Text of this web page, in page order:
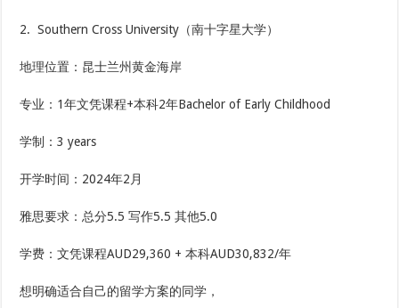
2. Southern Cross University（南十字星大学）
地理位置：昆士兰州黄金海岸
专业：1年文凭课程+本科2年Bachelor of Early Childhood
学制：3 years
开学时间：2024年2月
雅思要求：总分5.5 写作5.5 其他5.0
学费：文凭课程AUD29,360 + 本科AUD30,832/年
想明确适合自己的留学方案的同学，